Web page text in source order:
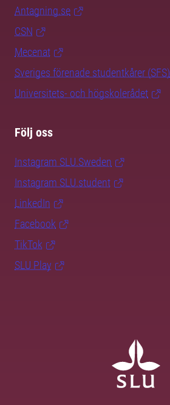
Antagning.se
CSN
Mecenat
Sveriges förenade studentkårer (SFS)
Universitets- och högskolerådet
Följ oss
Instagram SLU.Sweden
Instagram SLU.student
LinkedIn
Facebook
TikTok
SLU Play